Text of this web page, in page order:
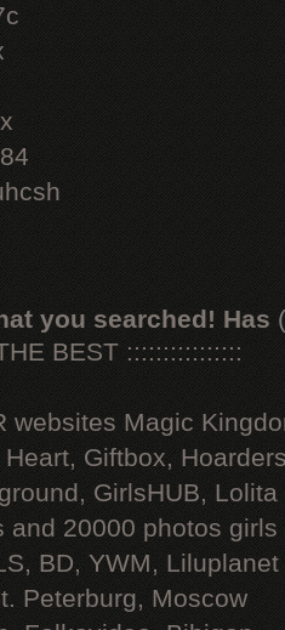
you searched! Has
BEST ::::::::::::::::
websites Magic
Giftbox,
GirlsHUB, Lolita
and 20000 photos
BD, YWM, Liluplanet
Peterburg, Moscow